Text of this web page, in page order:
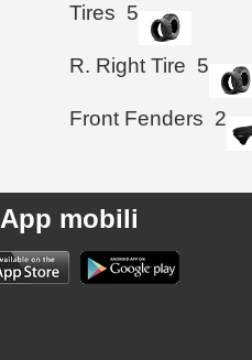
Tires 5
R. Right Tire 5
Front Fenders 2
App mobili